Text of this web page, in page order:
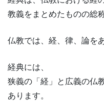
教義をまとめたものの総
仏教では、経、律、論を
経典には、
狭義の「経」と広義の仏
あります。